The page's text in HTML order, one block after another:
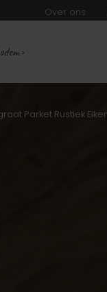
Over ons
Parket Rustiek